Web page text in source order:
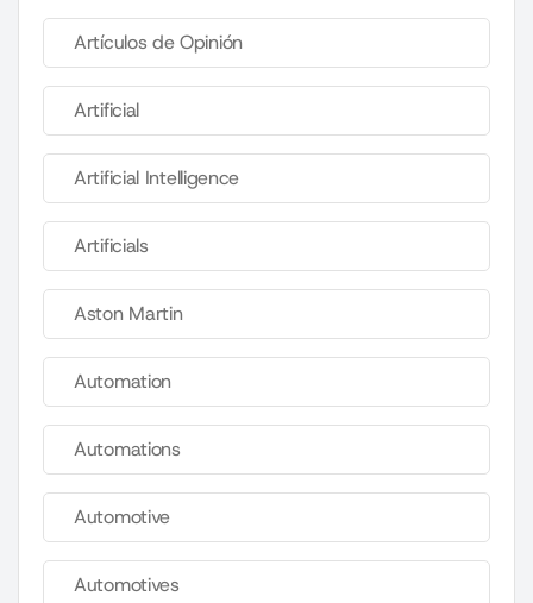
Artículos de Opinión
Artificial
Artificial Intelligence
Artificials
Aston Martin
Automation
Automations
Automotive
Automotives